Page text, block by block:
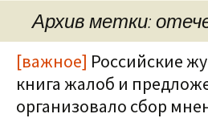
Архив метки:
[важное] Российские
книга жалоб и
организовало сбор